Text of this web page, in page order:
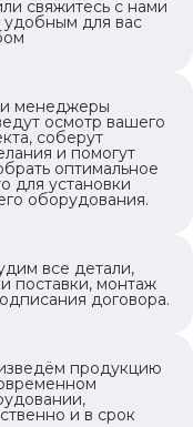
свяжитесь с нами
для вас
менеджеры
осмотр вашего
соберут
и помогут
оптимальное
для установки
оборудования.
все детали,
поставки, монтаж
договора.
продукцию
и в срок